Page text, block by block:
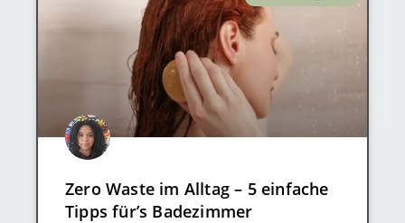
Zero Waste im Alltag – 5 einfache
Tipps für’s Badezimmer